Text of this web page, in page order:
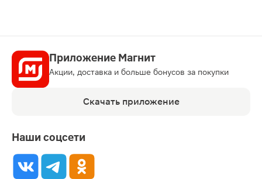
Приложение Магнит
Акции, доставка и больше бонусов за покупки
Скачать приложение
Наши соцсети